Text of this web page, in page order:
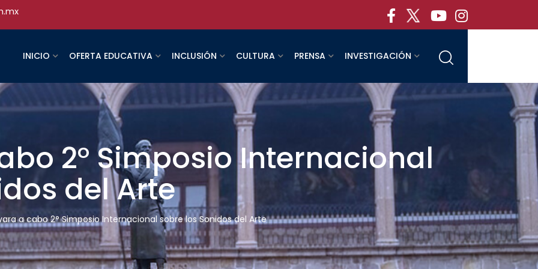
INICIO OFERTA EDUCATIVA INCLUSIÓN CULTURA PRENSA INVESTIGACIÓN
2° Simposio Internacional
del Arte
a cabo 2° Simposio Internacional sobre los Sonidos del Arte